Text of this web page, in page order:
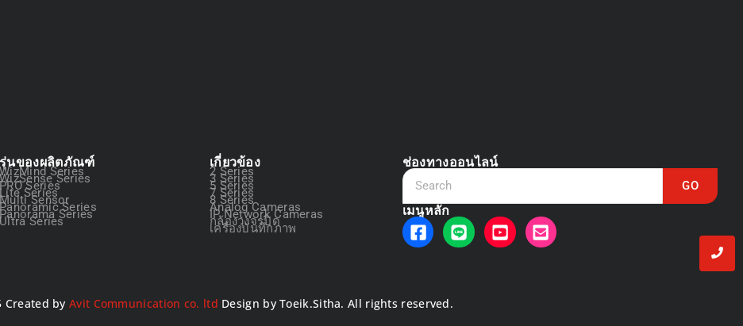
รุ่นของผลิตภัณฑ์
WizMind Series
WizSense Series
PRO Series
Lite Series
Multi Sensor
Panoramic Series
Panorama Series
Ultra Series
เกี่ยวข้อง
2 Series
3 Series
5 Series
7 Series
8 Series
Analog Cameras
IP Network Cameras
กล้องวงจรปิด
เครื่องบันทึกภาพ
ช่องทางออนไลน์
GO
เมนูหลัก
Created byAvit Communication co. ltd Design by Toeik.Sitha. All rights reserved.